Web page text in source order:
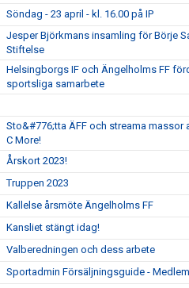
Söndag - 23 april - kl. 16.00 på IP
Jesper Björkmans insamling för Börje
Stiftelse
Helsingborgs IF och Ängelholms FF
sportsliga samarbete
Sto&#776;tta ÄFF och streama massor
C More!
Årskort 2023!
Truppen 2023
Kallelse årsmöte Ängelholms FF
Kansliet stängt idag!
Valberedningen och dess arbete
Sportadmin Försäljningsguide -